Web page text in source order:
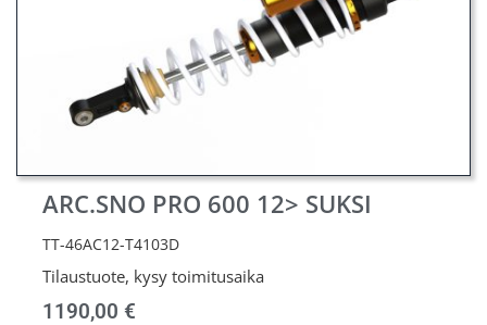
ARC.SNO PRO 600 12> SUKSI
TT-46AC12-T4103D
Tilaustuote, kysy toimitusaika
1190,00 €